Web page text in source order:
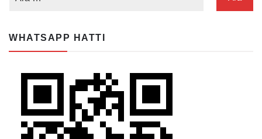
WHATSAPP HATTI